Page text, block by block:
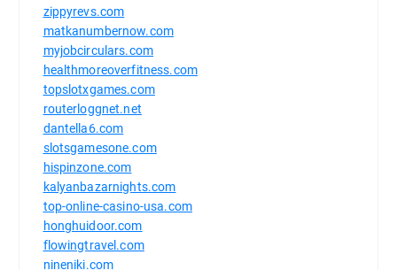
zippyrevs.com
matkanumbernow.com
myjobcirculars.com
healthmoreoverfitness.com
topslotxgames.com
routerloggnet.net
dantella6.com
slotsgamesone.com
hispinzone.com
kalyanbazarnights.com
top-online-casino-usa.com
honghuidoor.com
flowingtravel.com
nineniki.com